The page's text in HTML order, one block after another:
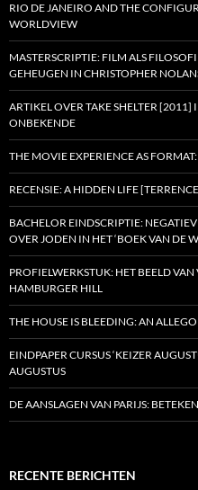
RIO DE JANEIRO AND THE
WORLDVIEW
MASTERSCRIPTIE: FILM ALS
GEHEUGEN IN CHRISTOPHER
ARTIKEL OVER TAKE SHELTER
ONBEKENDE
THE MOVIE EXPERIENCE AS
RECENSIE: A HIDDEN LIFE
BACHELOR EINDSCRIPTIE:
OVER JODEN IN HET ‘BOEK VAN DE
PROFIELWERKSTUK: HET BEELD
HAMBURGER HILL
THE HOUSE IS BLEEDING: AN
EINDPAPER CURSUS ‘KEIZER
AUGUSTUS
DE AANSLAGEN VAN PARIJS:
RECENTE BERICHTEN